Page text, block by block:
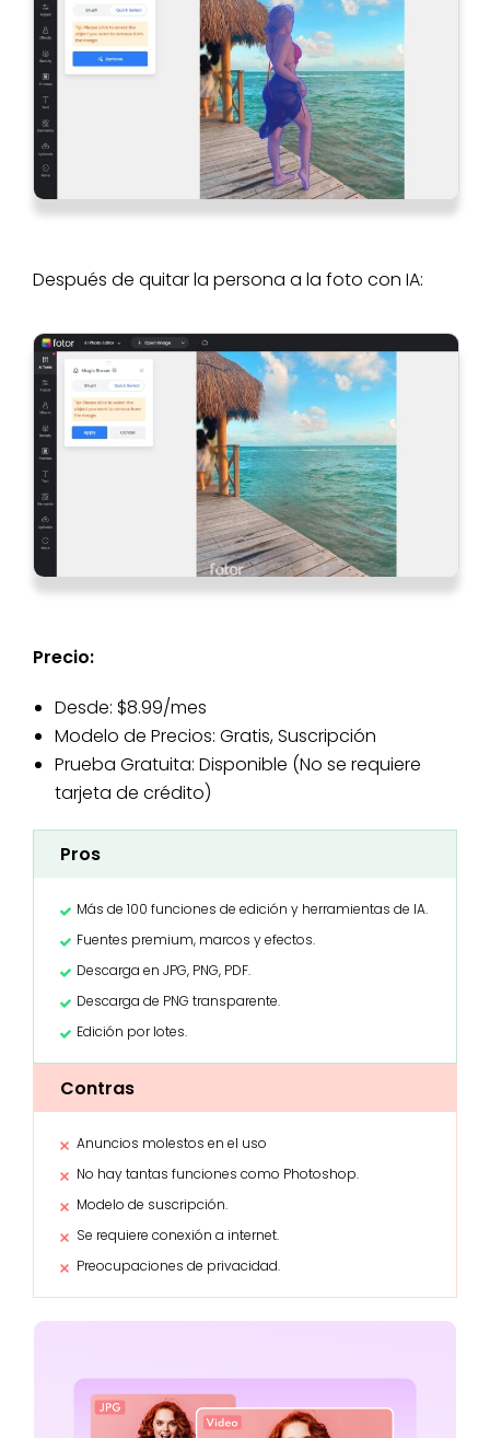
Después de quitar la persona a la foto con IA:
Precio:
Desde: $8.99/mes
Modelo de Precios: Gratis, Suscripción
Prueba Gratuita: Disponible (No se requiere
tarjeta de crédito)
Pros
Más de 100 funciones de edición y herramientas de IA.
Fuentes premium, marcos y efectos.
Descarga en JPG, PNG, PDF.
Descarga de PNG transparente.
Edición por lotes.
Contras
Anuncios molestos en el uso
No hay tantas funciones como Photoshop.
Modelo de suscripción.
Se requiere conexión a internet.
Preocupaciones de privacidad.